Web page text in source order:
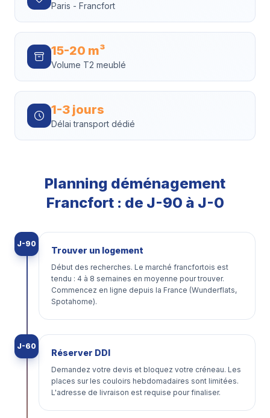
Paris - Francfort
15-20 m³
Volume T2 meublé
1-3 jours
Délai transport dédié
Planning déménagement
Francfort : de J-90 à J-0
J-90
Trouver un logement
Début des recherches. Le marché francfortois est
tendu : 4 à 8 semaines en moyenne pour trouver.
Commencez en ligne depuis la France (Wunderflats,
Spotahome).
J-60
Réserver DDI
Demandez votre devis et bloquez votre créneau. Les
places sur les couloirs hebdomadaires sont limitées.
L'adresse de livraison est requise pour finaliser.